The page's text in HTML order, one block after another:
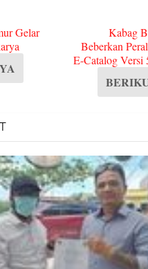
Gelar
Kabag
Beberkan
E-Catalog Versi